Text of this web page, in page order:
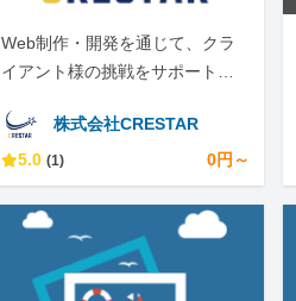
Web制作・開発を通じて、クラ
イアント様の挑戦をサポートし
株式会社CRESTAR
5.0 (1) 0円～